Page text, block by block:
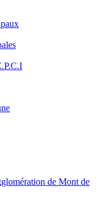
de Mont de